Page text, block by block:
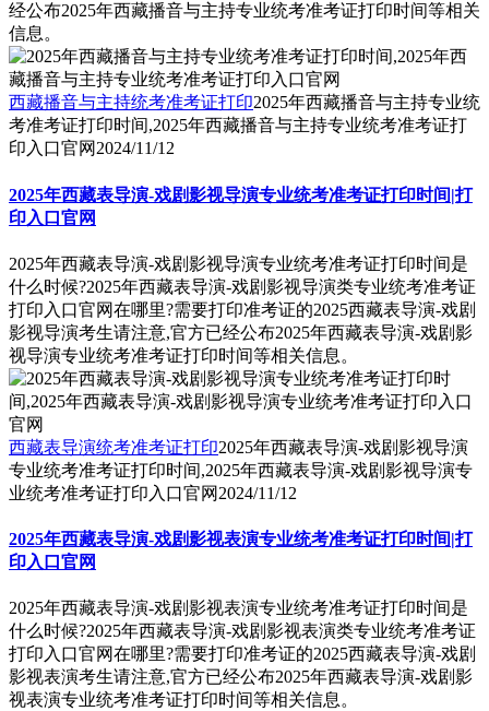
经公布2025年西藏播音与主持专业统考准考证打印时间等相关
信息。
西藏播音与主持统考准考证打印2025年西藏播音与主持专业统
考准考证打印时间,2025年西藏播音与主持专业统考准考证打
印入口官网 2024/11/12
2025年西藏表导演-戏剧影视导演专业统考准考证打印时间|打
印入口官网
2025年西藏表导演-戏剧影视导演专业统考准考证打印时间是
什么时候?2025年西藏表导演-戏剧影视导演类专业统考准考证
打印入口官网在哪里?需要打印准考证的2025西藏表导演-戏剧
影视导演考生请注意,官方已经公布2025年西藏表导演-戏剧影
视导演专业统考准考证打印时间等相关信息。
西藏表导演统考准考证打印2025年西藏表导演-戏剧影视导演
专业统考准考证打印时间,2025年西藏表导演-戏剧影视导演专
业统考准考证打印入口官网 2024/11/12
2025年西藏表导演-戏剧影视表演专业统考准考证打印时间|打
印入口官网
2025年西藏表导演-戏剧影视表演专业统考准考证打印时间是
什么时候?2025年西藏表导演-戏剧影视表演类专业统考准考证
打印入口官网在哪里?需要打印准考证的2025西藏表导演-戏剧
影视表演考生请注意,官方已经公布2025年西藏表导演-戏剧影
视表演专业统考准考证打印时间等相关信息。